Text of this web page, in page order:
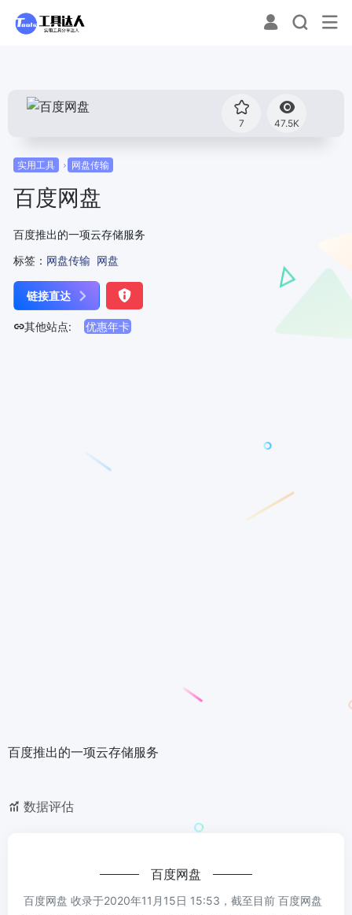
7 47.5K
实用工具 网盘传输
百度网盘
百度推出的一项云存储服务
标签： 网盘传输 网盘
链接直达
其他站点: 优惠年卡
百度推出的一项云存储服务
数据评估
百度网盘
百度网盘 收录于2020年11月15日 15:53，截至目前 百度网盘